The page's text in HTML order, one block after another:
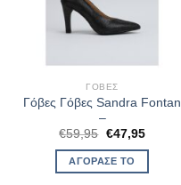
ΓΌΒΕΣ
Γόβες Γόβες Sandra Fontan
–
€59,95 Original
was:
€59,95.
€47,95Η
ΑΓΌΡΑΣΈ ΤΟ